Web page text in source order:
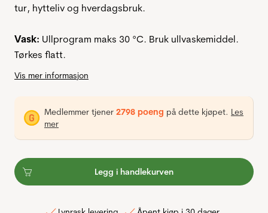
tur, hytteliv og hverdagsbruk.
Vask: Ullprogram maks 30 °C. Bruk ullvaskemiddel.
Tørkes flatt.
Vis mer informasjon
Medlemmer tjener 2798 poeng på dette kjøpet. Les
mer
Legg i handlekurven